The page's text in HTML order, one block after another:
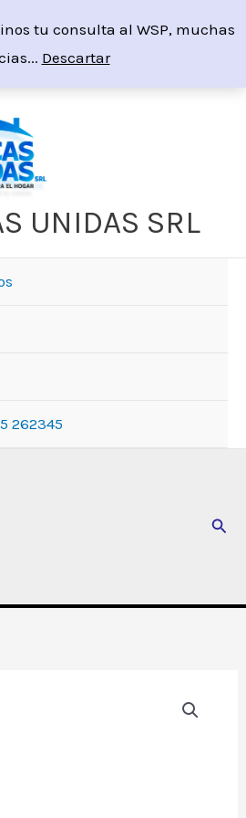
tu consulta al WSP, muchas
Descartar
UNIDAS SRL
262345